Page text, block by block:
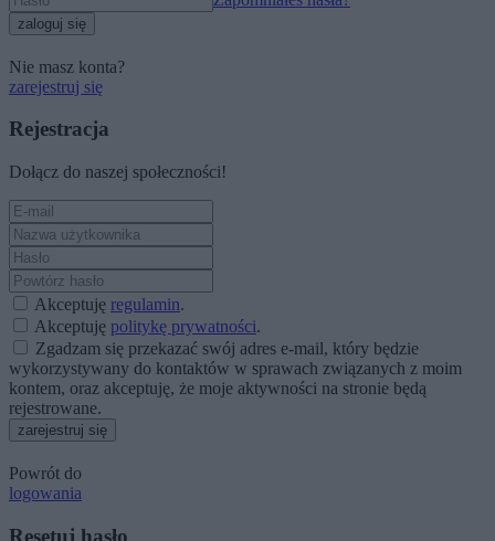
zaloguj się
Nie masz konta?
zarejestruj się
Rejestracja
Dołącz do naszej społeczności!
Akceptuję regulamin.
Akceptuję politykę prywatności.
Zgadzam się przekazać swój adres e-mail, który będzie
wykorzystywany do kontaktów w sprawach związanych z moim
kontem, oraz akceptuję, że moje aktywności na stronie będą
rejestrowane.
zarejestruj się
Powrót do
logowania
Resetuj hasło